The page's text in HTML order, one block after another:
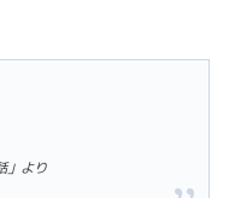
」より